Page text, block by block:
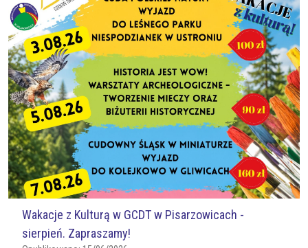
Wakacje z Kulturą w GCDT w Pisarzowicach -
sierpień. Zapraszamy!